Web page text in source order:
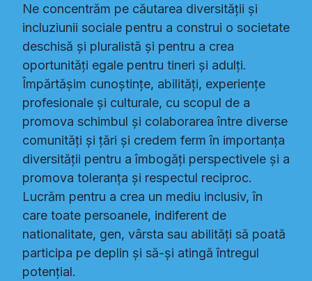
Ne concentrăm pe căutarea diversității și
incluziunii sociale pentru a construi o societate
deschisă și pluralistă și pentru a crea
oportunități egale pentru tineri și adulți.
Împărtășim cunoștințe, abilități, experiențe
profesionale și culturale, cu scopul de a
promova schimbul și colaborarea între diverse
comunități și țări și credem ferm în importanța
diversității pentru a îmbogăți perspectivele și a
promova toleranța și respectul reciproc.
Lucrăm pentru a crea un mediu inclusiv, în
care toate persoanele, indiferent de
nationalitate, gen, vârsta sau abilități să poată
participa pe deplin și să-și atingă întregul
potențial.